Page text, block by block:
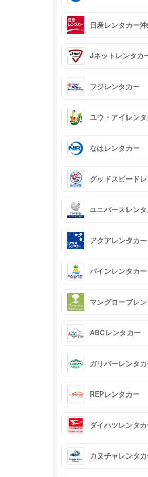
日産レンタカー
Jネットレンタカ
フジレンタカー
ユウ・アイレン
なはレンタカー
グッドスピード
ユニバースレン
アクアレンタカー
パインレンタカー
マングローブレ
ABCレンタカー
ガリバーレンタ
REPレンタカー
ダイハツレンタ
カヌチャレンタ